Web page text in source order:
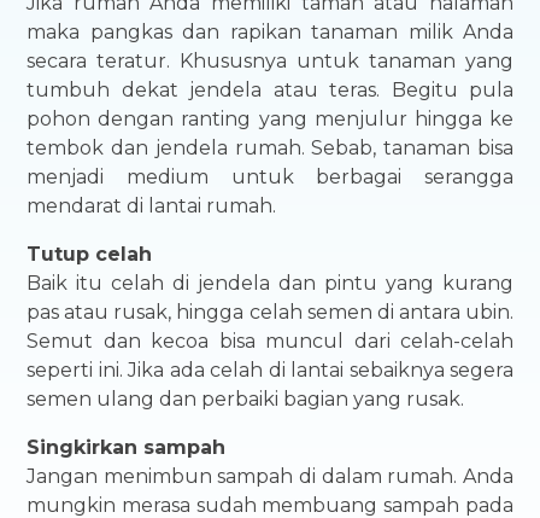
maka pangkas dan rapikan tanaman milik Anda
secara teratur. Khususnya untuk tanaman yang
tumbuh dekat jendela atau teras. Begitu pula
pohon dengan ranting yang menjulur hingga ke
tembok dan jendela rumah. Sebab, tanaman bisa
menjadi medium untuk berbagai serangga
mendarat di lantai rumah.
Tutup celah
Baik itu celah di jendela dan pintu yang kurang
pas atau rusak, hingga celah semen di antara ubin.
Semut dan kecoa bisa muncul dari celah-celah
seperti ini. Jika ada celah di lantai sebaiknya segera
semen ulang dan perbaiki bagian yang rusak.
Singkirkan sampah
Jangan menimbun sampah di dalam rumah. Anda
mungkin merasa sudah membuang sampah pada